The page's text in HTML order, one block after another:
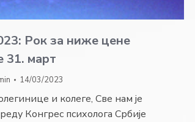
Рок за ниже цене
31. март
14/03/2023
и колеге, Све нам је
Конгрес психолога Србије